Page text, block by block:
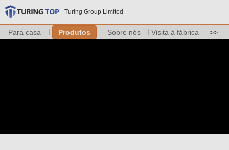
Turing Group Limited
Para casa Produtos Sobre nós Visita à fábrica >>